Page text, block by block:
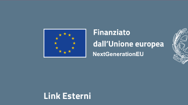
Link Esterni